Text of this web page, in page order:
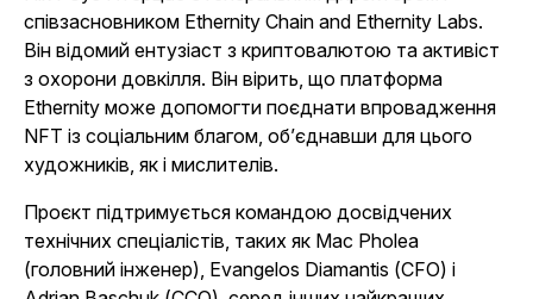
співзасновником Ethernity Chain and Ethernity Labs.
Він відомий ентузіаст з криптовалютою та активіст
з охорони довкілля. Він вірить, що платформа
Ethernity може допомогти поєднати впровадження
NFT із соціальним благом, об’єднавши для цього
художників, як і мислителів.
Проєкт підтримується командою досвідчених
технічних спеціалістів, таких як Mac Pholea
(головний інженер), Evangelos Diamantis (CFO) і